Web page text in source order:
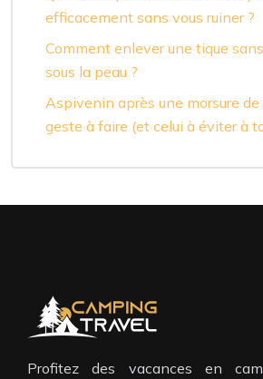
efficacement sans vous ruiner ?
Comment enlever une tique
sous la peau ?
Aspivenin après une morsure
geste à faire (et celui à éviter à
Profitez des vacances en